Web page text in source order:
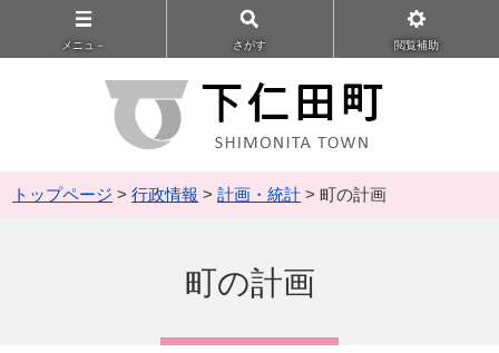
メニュ－ さがす 閲覧補助
トップページ >行政情報 >計画・統計 > 町の計画
町の計画